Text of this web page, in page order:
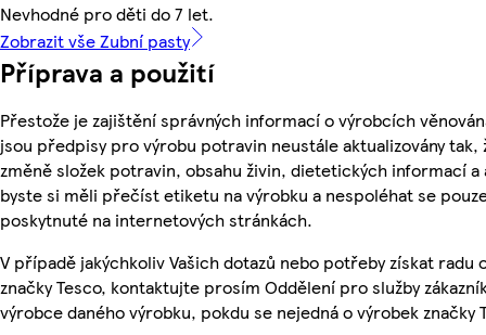
Nevhodné pro děti do 7 let.
Zobrazit vše Zubní pasty
Příprava a použití
Přestože je zajištění správných informací o výrobcích
jsou předpisy pro výrobu potravin neustále aktualizovány tak,
změně složek potravin, obsahu živin, dietetických informací a
byste si měli přečíst etiketu na výrobku a nespoléhat se
poskytnuté na internetových stránkách.
V případě jakýchkoliv Vašich dotazů nebo potřeby získat radu
značky Tesco, kontaktujte prosím Oddělení pro služby
výrobce daného výrobku, pokdu se nejedná o výrobek značky